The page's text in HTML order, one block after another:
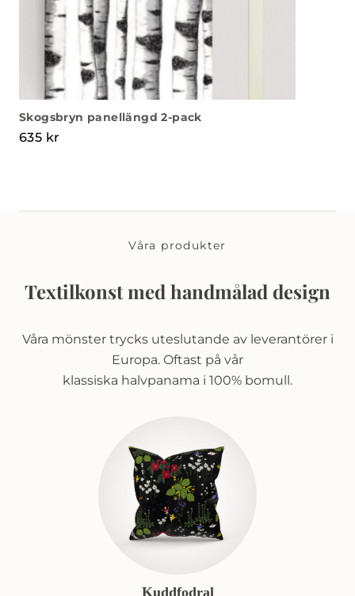
Skogsbryn panellängd 2-pack
635 kr
Våra produkter
Textilkonst med handmålad design
Våra mönster trycks uteslutande av leverantörer i
Europa. Oftast på vår
klassiska halvpanama i 100% bomull.
Kuddfodral